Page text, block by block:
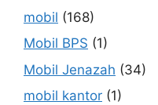
mobil (168)
Mobil BPS (1)
Mobil Jenazah (34)
mobil kantor (1)